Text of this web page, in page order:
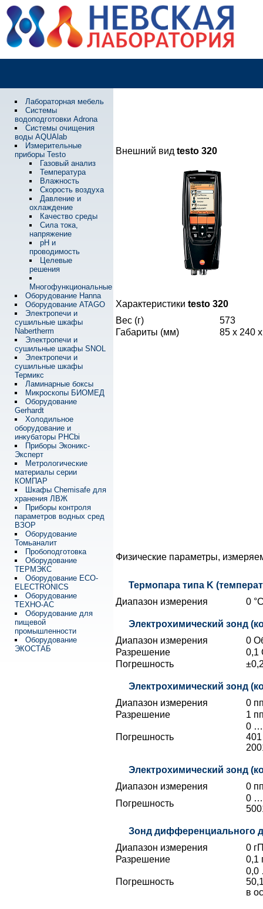
Лабораторная мебель
Системы
водоподготовки Adrona
Системы очищения
воды AQUAlab
Измерительные
приборы Testo
Газовый анализ
Температура
Влажность
Скорость воздуха
Давление и
охлаждение
Качество среды
Сила тока,
напряжение
pH и
проводимость
Целевые
решения
Многофункциональные
Оборудование Hanna
Оборудование ATAGO
Электропечи и
сушильные шкафы
Nabertherm
Электропечи и
сушильные шкафы SNOL
Электропечи и
сушильные шкафы
Термикс
Ламинарные боксы
Микроскопы БИОМЕД
Оборудование
Gerhardt
Холодильное
оборудование и
инкубаторы PHCbi
Приборы Эконикс-
Эксперт
Метрологические
материалы серии
КОМПАР
Шкафы Chemisafe для
хранения ЛВЖ
Приборы контроля
параметров водных сред
ВЗОР
Оборудование
Томьаналит
Пробоподготовка
Оборудование
ТЕРМЭКС
Оборудование ECO-
ELECTRONICS
Оборудование
ТЕХНО-АС
Оборудование для
пищевой
промышленности
Оборудование
ЭКОСТАБ
Внешний вид testo 320
Характеристики testo 320
Вес (г)
573
Габариты (мм)
85 x 240
Физические параметры,
Термопара типа K
Диапазон измерения
0
Электрохимический зонд
Диапазон измерения
0
Разрешение
0,1
Погрешность
Электрохимический зонд
Диапазон измерения
0
Разрешение
1
Погрешность
0 …
Электрохимический зонд
Диапазон измерения
0
Погрешность
0 …
Зонд дифференциального
Диапазон измерения
0
Разрешение
0,1
Погрешность
0,0
в